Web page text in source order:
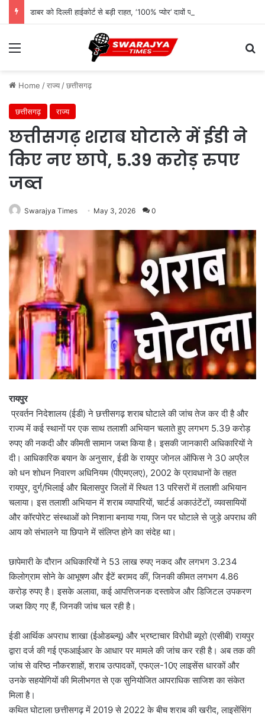
Menu
Home /राज्य /छत्तीसगढ़
छत्तीसगढ़ राज्य
छत्तीसगढ़ शराब घोटाले में ईडी ने
किए नए छापे, 5.39 करोड़ रुपए
जब्त
Swarajya Times May 3, 2026 0
रायपुर
प्रवर्तन निदेशालय (ईडी) ने छत्तीसगढ़ शराब घोटाले की जांच तेज कर दी है और
राज्य में कई स्थानों पर एक साथ तलाशी अभियान चलाते हुए लगभग 5.39 करोड़
रुपए की नकदी और कीमती सामान जब्त किया है। इसकी जानकारी अधिकारियों ने
दी। आधिकारिक बयान के अनुसार, ईडी के रायपुर जोनल ऑफिस ने 30 अप्रैल
को धन शोधन निवारण अधिनियम (पीएमएलए), 2002 के प्रावधानों के तहत
रायपुर, दुर्ग/भिलाई और बिलासपुर जिलों में स्थित 13 परिसरों में तलाशी अभियान
चलाया। इस तलाशी अभियान में शराब व्यापारियों, चार्टर्ड अकाउंटेंटों, व्यवसायियों
और कॉरपोरेट संस्थाओं को निशाना बनाया गया, जिन पर घोटाले से जुड़े अपराध की
आय को संभालने या छिपाने में संलिप्त होने का संदेह था।
छापेमारी के दौरान अधिकारियों ने 53 लाख रुपए नकद और लगभग 3.234
किलोग्राम सोने के आभूषण और ईंटें बरामद कीं, जिनकी कीमत लगभग 4.86
करोड़ रुपए है। इसके अलावा, कई आपत्तिजनक दस्तावेज और डिजिटल उपकरण
जब्त किए गए हैं, जिनकी जांच चल रही है।
ईडी आर्थिक अपराध शाखा (ईओडब्ल्यू) और भ्रष्टाचार विरोधी ब्यूरो (एसीबी) रायपुर
द्वारा दर्ज की गई एफआईआर के आधार पर मामले की जांच कर रही है। अब तक की
जांच से वरिष्ठ नौकरशाहों, शराब उत्पादकों, एफएल-10ए लाइसेंस धारकों और
उनके सहयोगियों की मिलीभगत से एक सुनियोजित आपराधिक साजिश का संकेत
मिला है।
कथित घोटाला छत्तीसगढ़ में 2019 से 2022 के बीच शराब की खरीद, लाइसेंसिंग